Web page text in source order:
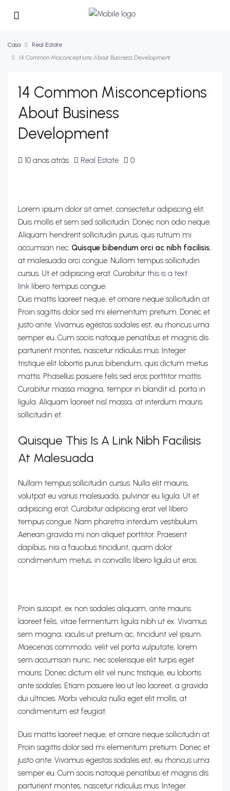
Casa
Real Estate
14 Common Misconceptions About Business Development
14 Common Misconceptions
About Business
Development
10 anos atrás Real Estate 0
Lorem ipsum dolor sit amet, consectetur adipiscing elit.
Duis mollis et sem sed sollicitudin. Donec non odio neque.
Aliquam hendrerit sollicitudin purus, quis rutrum mi
accumsan nec. Quisque bibendum orci ac nibh facilisis,
at malesuada orci congue. Nullam tempus sollicitudin
cursus. Ut et adipiscing erat. Curabiturthis is a text
link libero tempus congue.
Duis mattis laoreet neque, et ornare neque sollicitudin at.
Proin sagittis dolor sed mi elementum pretium. Donec et
justo ante. Vivamus egestas sodales est, eu rhoncus urna
semper eu. Cum sociis natoque penatibus et magnis dis
parturient montes, nascetur ridiculus mus. Integer
tristique elit lobortis purus bibendum, quis dictum metus
mattis. Phasellus posuere felis sed eros porttitor mattis.
Curabitur massa magna, tempor in blandit id, porta in
ligula. Aliquam laoreet nisl massa, at interdum mauris
sollicitudin et.
Quisque This Is A Link Nibh Facilisis
At Malesuada
Nullam tempus sollicitudin cursus. Nulla elit mauris,
volutpat eu varius malesuada, pulvinar eu ligula. Ut et
adipiscing erat. Curabitur adipiscing erat vel libero
tempus congue. Nam pharetra interdum vestibulum.
Aenean gravida mi non aliquet porttitor. Praesent
dapibus, nisi a faucibus tincidunt, quam dolor
condimentum metus, in convallis libero ligula ut eros.
Proin suscipit, ex non sodales aliquam, ante mauris
laoreet felis, vitae fermentum ligula nibh ut ex. Vivamus
sem magna, iaculis ut pretium ac, tincidunt vel ipsum.
Maecenas commodo, velit vel porta vulputate, lorem
sem accumsan nunc, nec scelerisque elit turpis eget
mauris. Donec dictum elit vel nunc tristique, eu lobortis
ante sodales. Etiam posuere leo ut leo laoreet, a gravida
dui ultricies. Morbi vehicula nulla eget elit mollis, at
condimentum est feugiat.
Duis mattis laoreet neque, et ornare neque sollicitudin at.
Proin sagittis dolor sed mi elementum pretium. Donec et
justo ante. Vivamus egestas sodales est, eu rhoncus urna
semper eu. Cum sociis natoque penatibus et magnis dis
parturient montes, nascetur ridiculus mus. Integer